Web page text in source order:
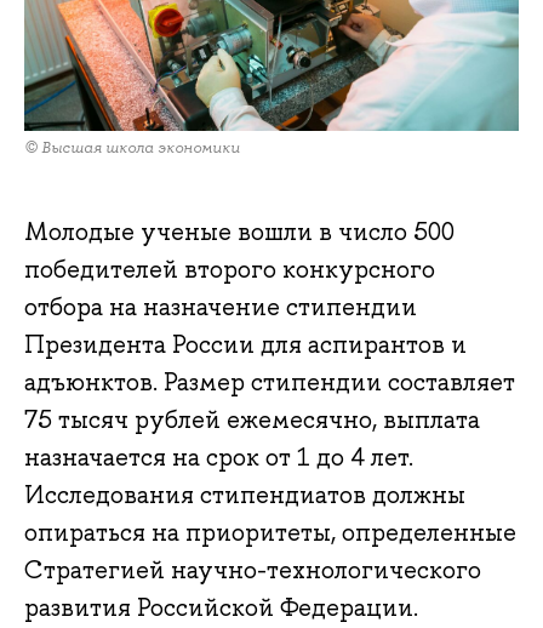
© Высшая школа экономики
Молодые ученые вошли в число 500
победителей второго конкурсного
отбора на назначение стипендии
Президента России для аспирантов и
адъюнктов. Размер стипендии составляет
75 тысяч рублей ежемесячно, выплата
назначается на срок от 1 до 4 лет.
Исследования стипендиатов должны
опираться на приоритеты, определенные
Стратегией научно-технологического
развития Российской Федерации.